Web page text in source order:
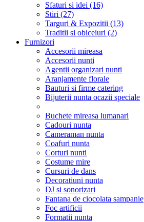
Sfaturi si idei (16)
Stiri (27)
Targuri & Expozitii (13)
Traditii si obiceiuri (2)
Furnizori
Accesorii mireasa
Accesorii nunti
Agentii organizari nunti
Aranjamente florale
Bauturi si firme catering
Bijuterii nunta ocazii speciale
Buchete mireasa lumanari
Cadouri nunta
Cameraman nunta
Coafuri nunta
Corturi nunti
Costume mire
Cursuri de dans
Decoratiuni nunta
DJ si sonorizari
Fantana de ciocolata sampanie
Foc artificii
Formatii nunta